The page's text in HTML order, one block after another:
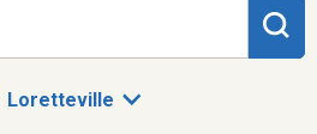
Loretteville